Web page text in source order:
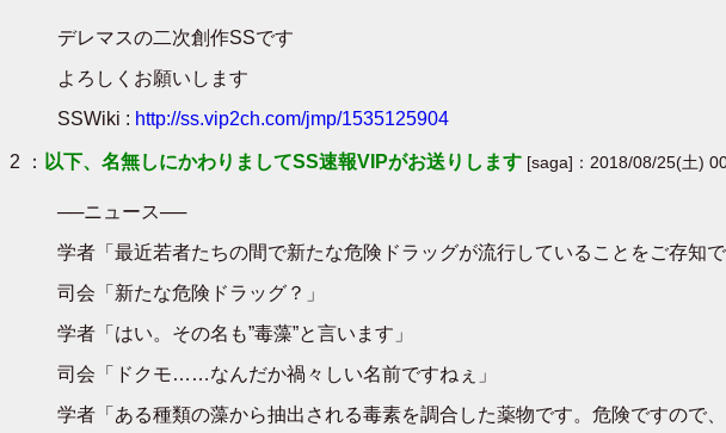
デレマスの二次創作SSです
よろしくお願いします
SSWiki : http://ss.vip2ch.com/jmp/1535125904
2 ： 以下、名無しにかわりましてSS速報VIPがお送りします [saga]：2018/08/25(土)
──ニュース──
学者「最近若者たちの間で新たな危険ドラッグが流行していることをご存知で
司会「新たな危険ドラッグ？」
学者「はい。その名も”毒藻”と言います」
司会「ドクモ……なんだか禍々しい名前ですねぇ」
学者「ある種類の藻から抽出される毒素を調合した薬物です。危険ですので